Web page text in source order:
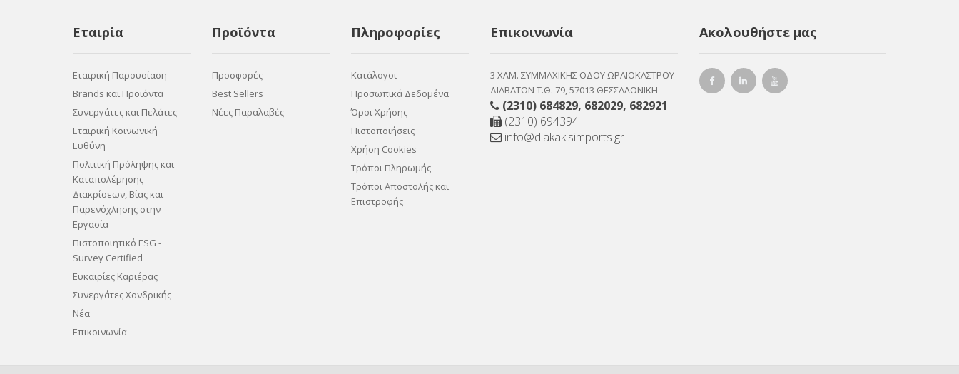
Εταιρία
Εταιρική Παρουσίαση
Brands και Προϊόντα
Συνεργάτες και Πελάτες
Εταιρική Κοινωνική
Ευθύνη
Πολιτική Πρόληψης και
Καταπολέμησης
Διακρίσεων, Βίας και
Παρενόχλησης στην
Εργασία
Πιστοποιητικό ESG -
Survey Certified
Ευκαιρίες Καριέρας
Συνεργάτες Χονδρικής
Νέα
Επικοινωνία
Προϊόντα
Προσφορές
Best Sellers
Νέες Παραλαβές
Πληροφορίες
Κατάλογοι
Προσωπικά Δεδομένα
Όροι Χρήσης
Πιστοποιήσεις
Χρήση Cookies
Τρόποι Πληρωμής
Τρόποι Αποστολής και
Επιστροφής
Επικοινωνία
3 ΧΛΜ. ΣΥΜΜΑΧΙΚΗΣ ΟΔΟΥ ΩΡΑΙΟΚΑΣΤΡΟΥ
ΔΙΑΒΑΤΩΝ Τ.Θ. 79, 57013 ΘΕΣΣΑΛΟΝΙΚΗ
(2310) 684829, 682029, 682921
(2310) 694394
info@diakakisimports.gr
Ακολουθήστε μας